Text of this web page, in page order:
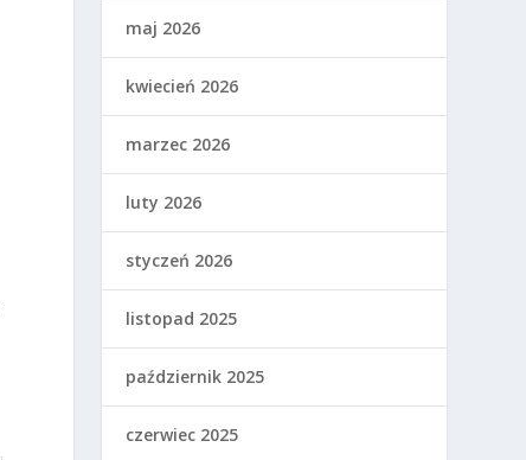
maj 2026
kwiecień 2026
marzec 2026
luty 2026
styczeń 2026
listopad 2025
październik 2025
czerwiec 2025